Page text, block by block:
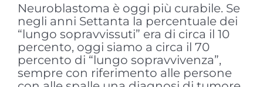
Neuroblastoma è oggi più curabile. Se
negli anni Settanta la percentuale dei
“lungo sopravvissuti” era di circa il 10
percento, oggi siamo a circa il 70
percento di “lungo sopravvivenza”,
sempre con riferimento alle persone